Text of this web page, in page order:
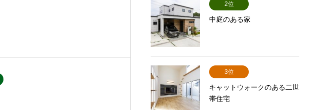
2位
中庭のある家
3位
キャットウォークのある二世
帯住宅